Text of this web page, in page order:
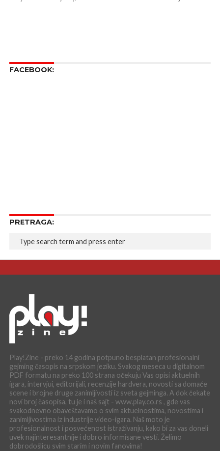
FACEBOOK:
PRETRAGA:
Play!Zine - preko 14 godina potpuno besplatan profesionalni
gejming časopis na srpskom jeziku. Svakog meseca u digitalnom
PDF formatu na preko 100 strana očekuju Vas opisi aktuelnih
igara, intervjui, editorijali, recenzije hardvera, novosti sa domaće
scene i brojne druge zanimljivosti iz sveta gejminga. A dok čekate
novi broj časopisa, tu je i naš sajt - www.play.co.rs , gde vas
svakodnevno obaveštavamo o svim aktuelnostima, novostima i
zanimljivostima iz industrije video-igara. Naš moto je
profesionalnost i posvećenost istraživanju, kako bi za vas doneli
uvek najinteresantnije i dobro informisane vesti. Želimo
dobrodošlicu svim starim i novim fanovima!